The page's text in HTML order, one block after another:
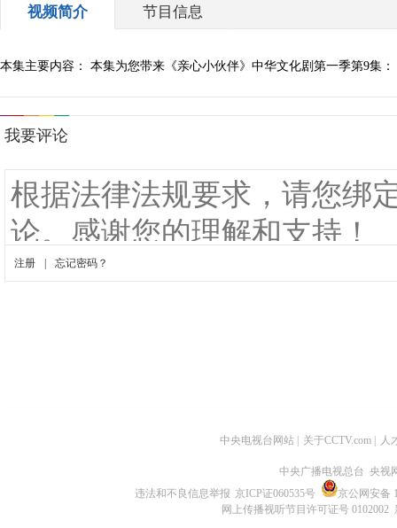
视频简介 节目信息
本集主要内容： 本集为您带来《亲心小伙伴》中华文化剧第一季第9集
中央电视台网站 关于CCTV.com 人
中央广播电视总台 央视
违法和不良信息举报 京ICP证060535号
京公网安备
网上传播视听节目许可证号 0102002